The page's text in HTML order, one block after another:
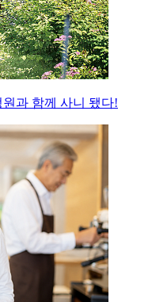
과 함께 사니 됐다!